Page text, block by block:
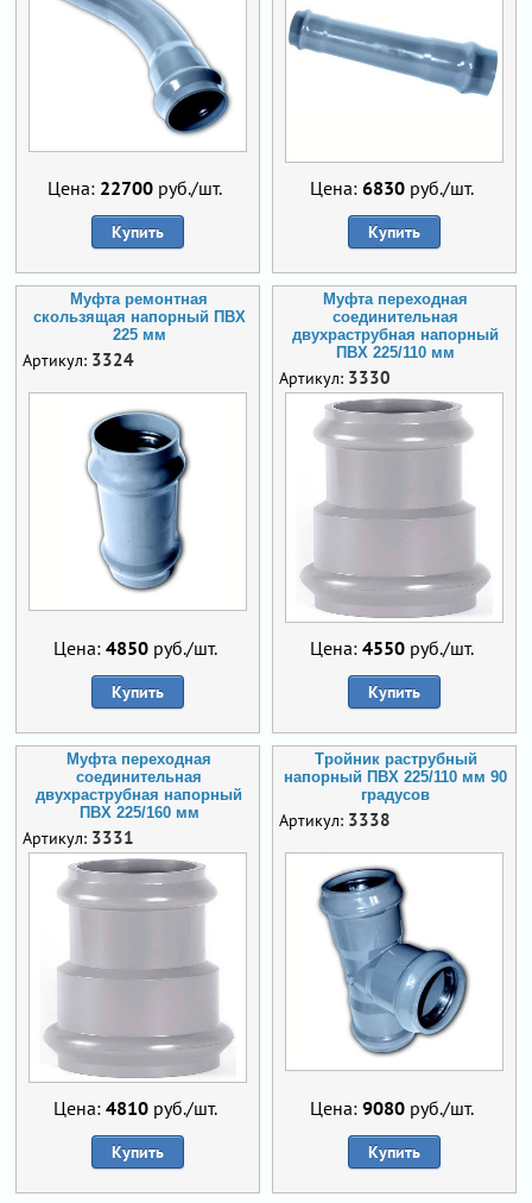
Цена: 22700 руб./шт.
Купить
Цена: 6830руб./шт.
Купить
Муфта ремонтная
скользящая напорный ПВХ
225 мм
Артикул: 3324
Цена: 4850руб./шт.
Купить
Муфта переходная
соединительная
двухраструбная напорный
ПВХ 225/110 мм
Артикул: 3330
Цена: 4550руб./шт.
Купить
Муфта переходная
соединительная
двухраструбная напорный
ПВХ 225/160 мм
Артикул: 3331
Цена: 4810руб./шт.
Купить
Тройник раструбный
напорный ПВХ 225/110 мм 90
градусов
Артикул: 3338
Цена: 9080руб./шт.
Купить